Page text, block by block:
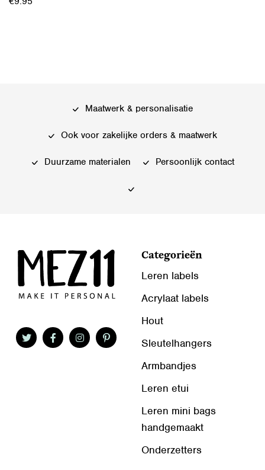
Maatwerk & personalisatie
Ook voor zakelijke orders & maatwerk
Duurzame materialen Persoonlijk contact
Categorieën
Leren labels
Acrylaat labels
Hout
Sleutelhangers
Armbandjes
Leren etui
Leren mini bags
handgemaakt
Onderzetters